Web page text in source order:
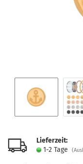
Lieferzeit:
1-2 Tage